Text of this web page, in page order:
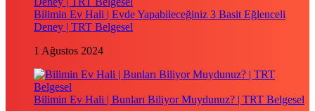
Bilimin Ev Hali | Evde Yapabileceğiniz 3 Basit Eğlenceli
Deney | TRT Belgesel
1 Ağustos 2024
Bilimin Ev Hali | Bunları Biliyor Muydunuz? | TRT Belgesel